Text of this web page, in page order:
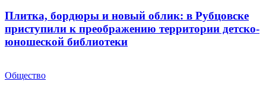
Плитка, бордюры и новый облик: в Рубцовске
приступили к преображению территории детско-
юношеской библиотеки
Общество